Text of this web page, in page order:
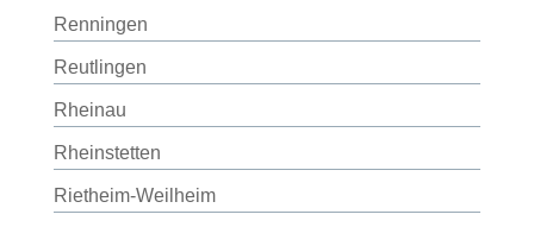
Renningen
Reutlingen
Rheinau
Rheinstetten
Rietheim-Weilheim